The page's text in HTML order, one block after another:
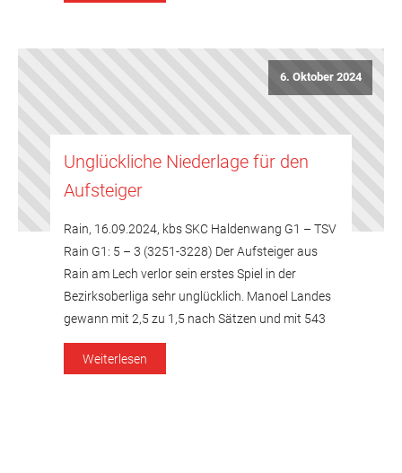
6. Oktober 2024
Unglückliche Niederlage für den
Aufsteiger
Rain, 16.09.2024, kbs SKC Haldenwang G1 – TSV
Rain G1: 5 – 3 (3251-3228) Der Aufsteiger aus
Rain am Lech verlor sein erstes Spiel in der
Bezirksoberliga sehr unglücklich. Manoel Landes
gewann mit 2,5 zu 1,5 nach Sätzen und mit 543
Holz zu 511 Holz. Im ersten Satz kegelte Manoel
Landes 165 Holz. Achim Zinnecker […]
Weiterlesen